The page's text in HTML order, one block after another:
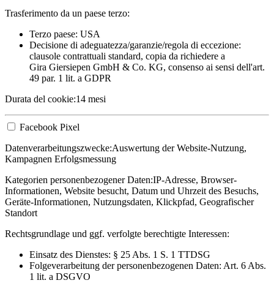
Trasferimento da un paese terzo:
Terzo paese: USA
Decisione di adeguatezza/garanzie/regola di eccezione:
clausole contrattuali standard, copia da richiedere a
Gira Giersiepen GmbH & Co. KG, consenso ai sensi dell'art.
49 par. 1 lit. a GDPR
Durata del cookie:14 mesi
Facebook Pixel
Datenverarbeitungszwecke:Auswertung der Website-Nutzung,
Kampagnen Erfolgsmessung
Kategorien personenbezogener Daten:IP-Adresse, Browser-
Informationen, Website besucht, Datum und Uhrzeit des Besuchs,
Geräte-Informationen, Nutzungsdaten, Klickpfad, Geografischer
Standort
Rechtsgrundlage und ggf. verfolgte berechtigte Interessen:
Einsatz des Dienstes: § 25 Abs. 1 S. 1 TTDSG
Folgeverarbeitung der personenbezogenen Daten: Art. 6 Abs.
1 lit. a DSGVO